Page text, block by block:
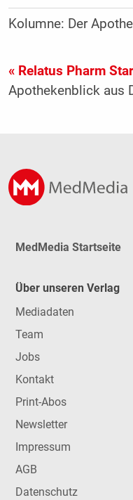
Kolumne: Der
« Relatus Pharm
Apothekenblick aus
MedMedia Startseite
Über unseren Verlag
Mediadaten
Team
Jobs
Kontakt
Print-Abos
Newsletter
Impressum
AGB
Datenschutz